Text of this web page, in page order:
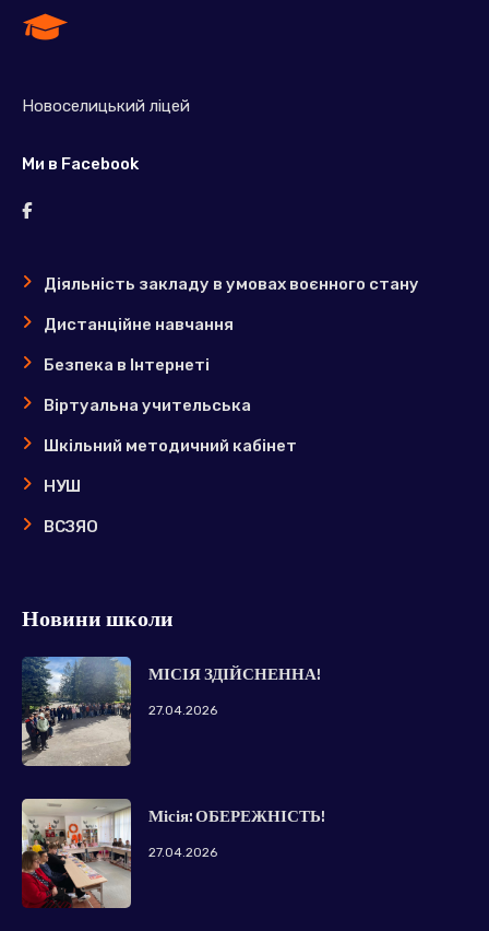
Новоселицький ліцей
Ми в Facebook
Діяльність закладу в умовах воєнного стану
Дистанційне навчання
Безпека в Інтернеті
Віртуальна учительська
Шкільний методичний кабінет
НУШ
ВСЗЯО
Новини школи
МІСІЯ ЗДІЙСНЕННА!
27.04.2026
Місія: ОБЕРЕЖНІСТЬ!
27.04.2026